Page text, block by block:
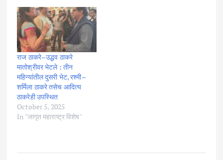
राज ठाकरे–उद्धव ठाकरे
मातोश्रीवर भेटले : तीन
महिन्यांतील दुसरी भेट, रश्मी–
शर्मिला ठाकरे तसेच आदित्य
ठाकरेही उपस्थित
October 5, 2025
In "जागृत महाराष्ट्र विशेष"